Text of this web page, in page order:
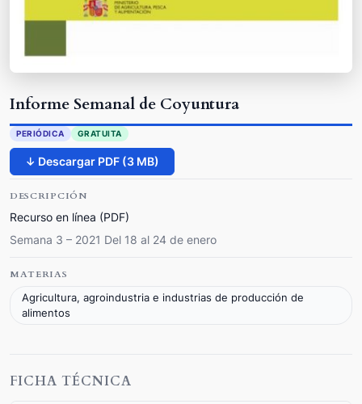
Informe Semanal de Coyuntura
PERIÓDICA GRATUITA
↓ Descargar PDF (3 MB)
DESCRIPCIÓN
Recurso en línea (PDF)
Semana 3 – 2021 Del 18 al 24 de enero
MATERIAS
Agricultura, agroindustria e industrias de producción de
alimentos
FICHA TÉCNICA